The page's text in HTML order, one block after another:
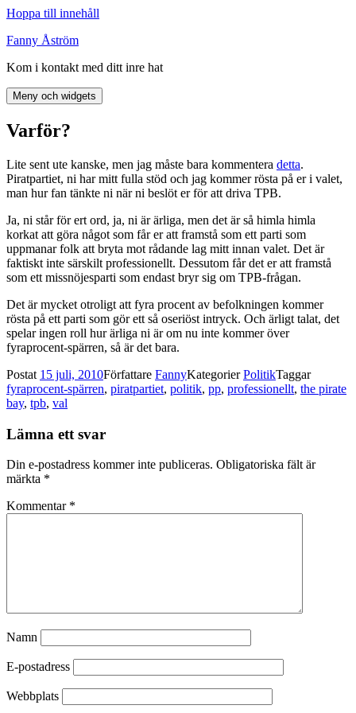
Hoppa till innehåll
Fanny Åström
Kom i kontakt med ditt inre hat
Meny och widgets
Varför?
Lite sent ute kanske, men jag måste bara kommentera detta.
Piratpartiet, ni har mitt fulla stöd och jag kommer rösta på er i valet,
man hur fan tänkte ni när ni beslöt er för att driva TPB.
Ja, ni står för ert ord, ja, ni är ärliga, men det är så himla himla
korkat att göra något som får er att framstå som ett parti som
uppmanar folk att bryta mot rådande lag mitt innan valet. Det är
faktiskt inte särskilt professionellt. Dessutom får det er att framstå
som ett missnöjesparti som endast bryr sig om TPB-frågan.
Det är mycket otroligt att fyra procent av befolkningen kommer
rösta på ett parti som gör ett så oseriöst intryck. Och ärligt talat, det
spelar ingen roll hur ärliga ni är om nu inte kommer över
fyraprocent-spärren, så är det bara.
Postat 15 juli, 2010Författare FannyKategorierPolitikTaggar
fyraprocent-spärren, piratpartiet, politik, pp, professionellt, the pirate
bay, tpb, val
Lämna ett svar
Din e-postadress kommer inte publiceras. Obligatoriska fält är
märkta *
Kommentar *
Namn
E-postadress
Webbplats